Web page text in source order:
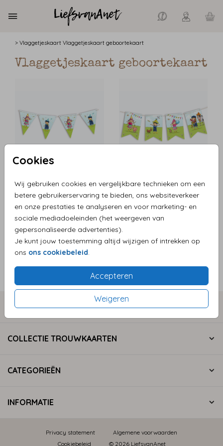
Cookies
Wij gebruiken cookies en vergelijkbare technieken om een
betere gebruikerservaring te bieden, ons websiteverkeer
en onze prestaties te analyseren en voor marketing- en
sociale mediadoeleinden (het weergeven van
gepersonaliseerde advertenties).
Je kunt jouw toestemming altijd wijzigen of intrekken op
ons ons cookiebeleid.
Accepteren
Weigeren
> Vlaggetjeskaart Vlaggetjeskaart geboortekaart
Vlaggetjeskaart geboortekaart
VLAGGETJES VLAGGETJES
VLAGGETJES
COLLECTIE GEBOORTEKAARTJES
COLLECTIE TROUWKAARTEN
CATEGORIEËN
INFORMATIE
Privacy statement
Algemene voorwaarden
Cookiebeleid
© 2026 LiefsvanAnet